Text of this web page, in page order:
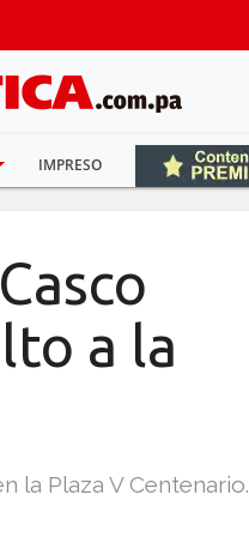
IMPRESO
a la
la Plaza V Centenario.